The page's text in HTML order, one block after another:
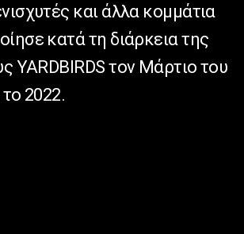
και άλλα κομμάτια
κατά τη διάρκεια της
YARDBIRDS τον Μάρτιο του
2022.